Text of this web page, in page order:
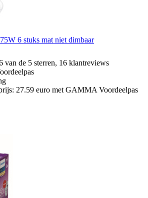
6 stuks mat niet dimbaar
van de 5 sterren, 16 klantreviews
27.59 euro met GAMMA Voordeelpas